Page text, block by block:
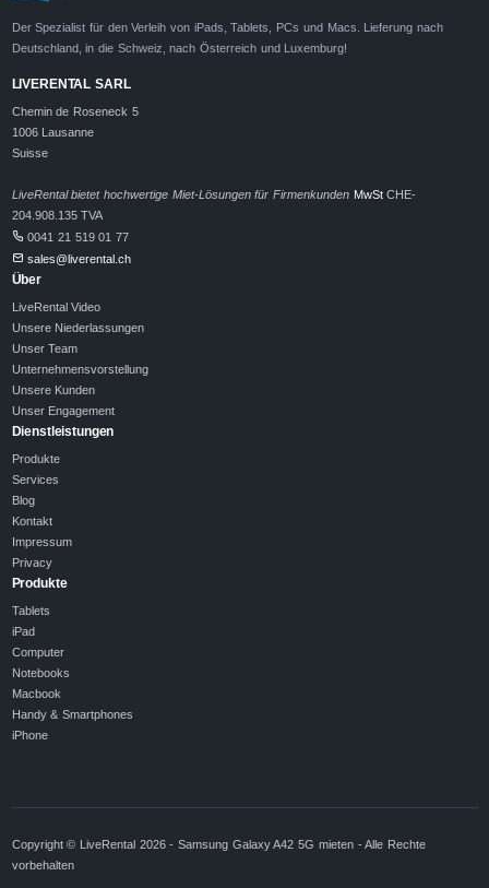
Der Spezialist für den Verleih von iPads, Tablets, PCs und Macs. Lieferung nach
Deutschland, in die Schweiz, nach Österreich und Luxemburg!
LIVERENTAL SARL
Chemin de Roseneck 5
1006 Lausanne
Suisse
LiveRental bietet hochwertige Miet-Lösungen für Firmenkunden MwStCHE-
204.908.135 TVA
0041 21 519 01 77
sales@liverental.ch
Über
LiveRental Video
Unsere Niederlassungen
Unser Team
Unternehmensvorstellung
Unsere Kunden
Unser Engagement
Dienstleistungen
Produkte
Services
Blog
Kontakt
Impressum
Privacy
Produkte
Tablets
iPad
Computer
Notebooks
Macbook
Handy & Smartphones
iPhone
Copyright © LiveRental 2026 - Samsung Galaxy A42 5G mieten - Alle Rechte
vorbehalten